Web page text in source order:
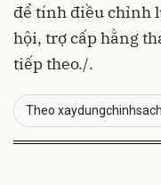
để tính điều chỉnh
hội, trợ cấp hằng
tiếp theo./.
Theo